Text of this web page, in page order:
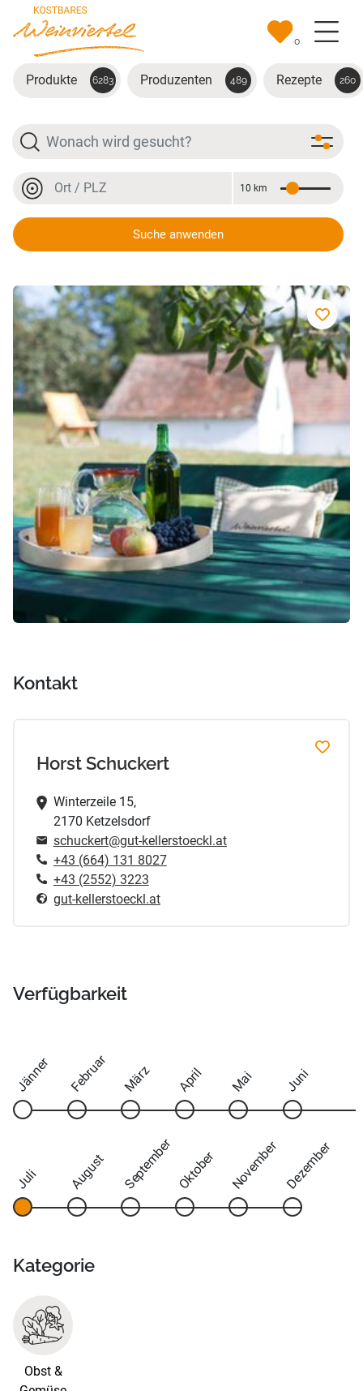
Zum Hauptinhalt springen
0
Produkte 6283 Produzenten 489 Rezepte 260
Suche
Ort oder PLZ
Entfernung
10 km
Suche anwenden
Marillen
Kontakt
Horst Schuckert
Winterzeile 15,
2170 Ketzelsdorf
schuckert@gut-kellerstoeckl.at
+43 (664) 131 8027
+43 (2552) 3223
gut-kellerstoeckl.at
Verfügbarkeit
Jänner Februar März April Mai Juni
Juli August September Oktober November Dezember
Kategorie
Obst &